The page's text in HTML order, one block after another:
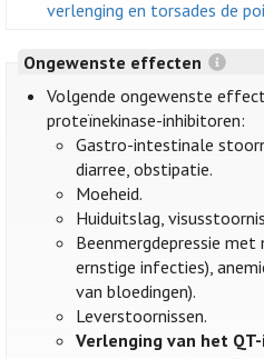
verlenging en torsades de
Ongewenste effecten
Volgende ongewenste
proteïnekinase-inhibitoren:
Gastro-intestinale
diarree, obstipatie.
Moeheid.
Huiduitslag,
Beenmergdepressie met
ernstige infecties),
van bloedingen).
Leverstoornissen.
Verlenging van het